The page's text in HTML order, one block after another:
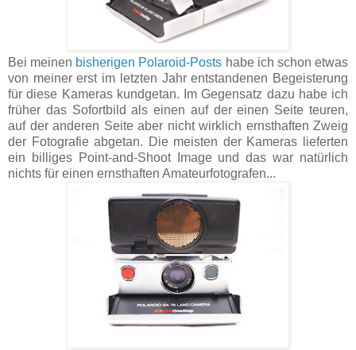
Bei meinen bisherigen Polaroid-Posts habe ich schon etwas
von meiner erst im letzten Jahr entstandenen Begeisterung
für diese Kameras kundgetan. Im Gegensatz dazu habe ich
früher das Sofortbild als einen auf der einen Seite teuren,
auf der anderen Seite aber nicht wirklich ernsthaften Zweig
der Fotografie abgetan. Die meisten der Kameras lieferten
ein billiges Point-and-Shoot Image und das war natürlich
nichts für einen ernsthaften Amateurfotografen...